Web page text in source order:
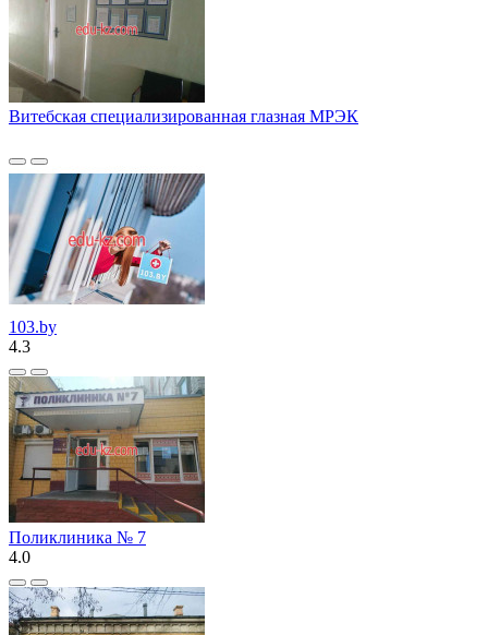
Витебская специализированная глазная МРЭК
103.by
4.3
Поликлиника № 7
4.0